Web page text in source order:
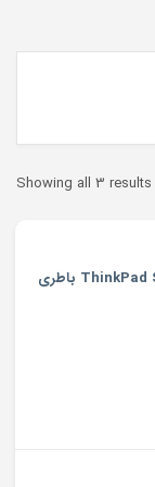
Showing all 3 results
ThinkPad SL510 9Cell Laptop Battery باطری